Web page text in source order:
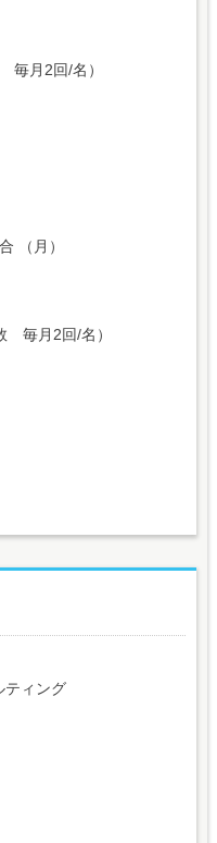
毎月2回/名）
（月）
毎月2回/名）
ティング